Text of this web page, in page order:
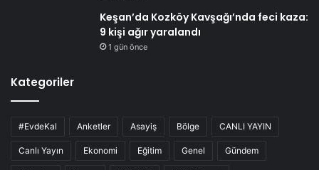
Keşan’da Kozköy Kavşağı’nda feci kaza:
9 kişi ağır yaralandı
1 gün önce
Kategoriler
#EvdeKal Anketler Asayiş Bölge CANLI YAYIN
Canlı Yayın Ekonomi Eğitim Genel Gündem